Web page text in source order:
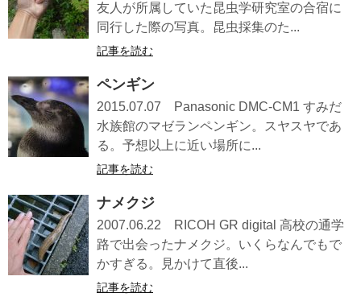
友人が所属していた昆虫学研究室の合宿に
同行した際の写真。昆虫採集のた...
記事を読む
ペンギン
2015.07.07 Panasonic DMC-CM1 すみだ
水族館のマゼランペンギン。スヤスヤであ
る。予想以上に近い場所に...
記事を読む
ナメクジ
2007.06.22 RICOH GR digital 高校の通学
路で出会ったナメクジ。いくらなんでもで
かすぎる。見かけて直後...
記事を読む